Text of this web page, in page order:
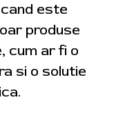
este
produse
cum ar fi o
si o solutie